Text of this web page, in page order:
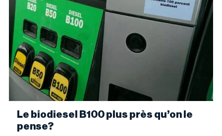
Le biodiesel B100 plus près qu’on le
pense?